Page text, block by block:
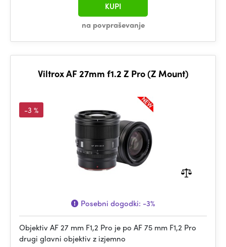
na povpraševanje
KUPI
Viltrox AF 27mm f1.2 Z Pro (Z Mount)
-3 %
Posebni dogodki: -3%
Objektiv AF 27 mm F1,2 Pro je po AF 75 mm F1,2 Pro
drugi glavni objektiv z izjemno